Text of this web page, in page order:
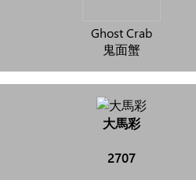
Ghost Crab
鬼面蟹
大馬彩
2707